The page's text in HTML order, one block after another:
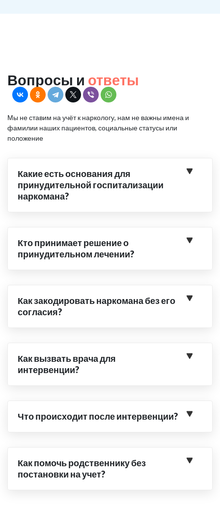
Вопросы и ответы
Мы не ставим на учёт к наркологу, нам не важны имена и
фамилии наших пациентов, социальные статусы или
положение
Какие есть основания для
принудительной госпитализации
наркомана?
Кто принимает решение о
принудительном лечении?
Как закодировать наркомана без его
согласия?
Как вызвать врача для
интервенции?
Что происходит после интервенции?
Как помочь родственнику без
постановки на учет?